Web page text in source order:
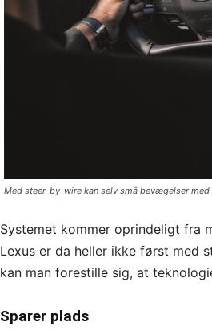
Med steer-by-wire kan selv små bevægelser
Systemet kommer oprindeligt fra
Lexus er da heller ikke først med
kan man forestille sig, at
Sparer plads